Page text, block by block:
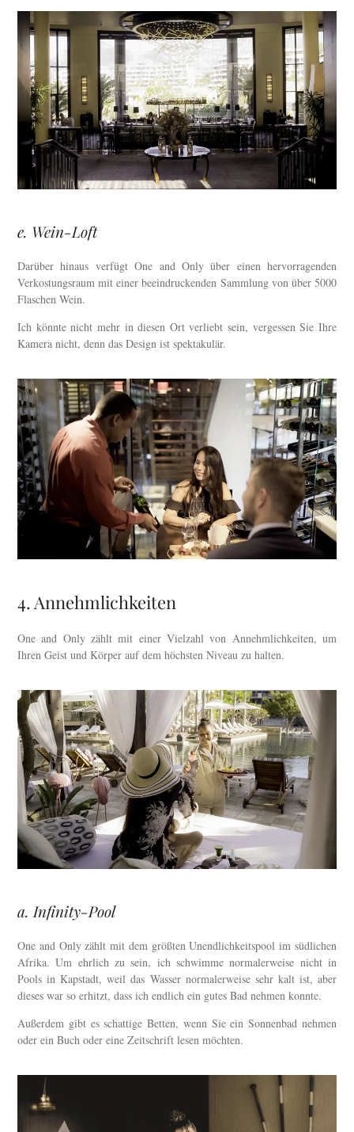
e. Wein-Loft
Darüber hinaus verfügt One and Only über einen hervorragenden
Verkostungsraum mit einer beeindruckenden Sammlung von über 5000
Flaschen Wein.
Ich könnte nicht mehr in diesen Ort verliebt sein, vergessen Sie Ihre
Kamera nicht, denn das Design ist spektakulär.
4. Annehmlichkeiten
One and Only zählt mit einer Vielzahl von Annehmlichkeiten, um
Ihren Geist und Körper auf dem höchsten Niveau zu halten.
a. Infinity-Pool
One and Only zählt mit dem größten Unendlichkeitspool im südlichen
Afrika. Um ehrlich zu sein, ich schwimme normalerweise nicht in
Pools in Kapstadt, weil das Wasser normalerweise sehr kalt ist, aber
dieses war so erhitzt, dass ich endlich ein gutes Bad nehmen konnte.
Außerdem gibt es schattige Betten, wenn Sie ein Sonnenbad nehmen
oder ein Buch oder eine Zeitschrift lesen möchten.